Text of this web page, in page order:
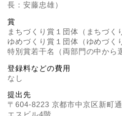
長：安藤忠雄）
賞
まちづくり賞１団体（まちづく
ゆめづくり賞１団体（ゆめづく
特別賞若干名（両部門の中から
登録料などの費用
なし
提出先
〒604-8223 京都市中京区新町